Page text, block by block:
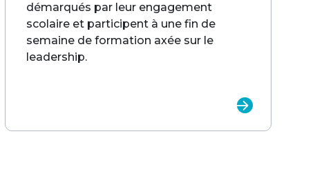
démarqués par leur engagement
scolaire et participent à une fin de
semaine de formation axée sur le
leadership.